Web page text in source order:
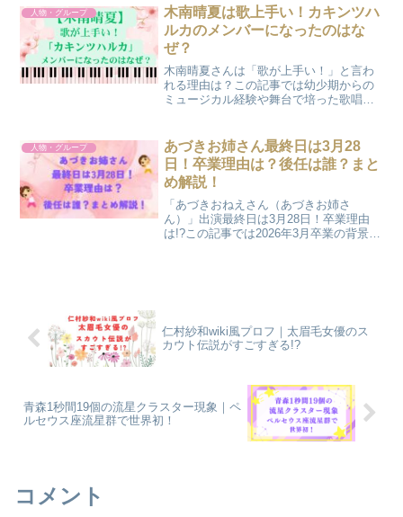
く紹介します！
人物・グループ
木南晴夏は歌上手い！カキンツハ
ルカのメンバーになったのはな
ぜ？
木南晴夏さんは「歌が上手い！」と言わ
れる理由は？この記事では幼少期からの
ミュージカル経験や舞台で培った歌唱
までわかりやすく紹介します。
人物・グループ
あづきお姉さん最終日は3月28
日！卒業理由は？後任は誰？まと
め解説！
「あづきおねえさん（あづきお姉さ
ん）」出演最終日は3月28日！卒業理由
は!?この記事では2026年3月卒業の背景や
仁村紗和wiki風プロフ｜太眉毛女優のス
カウト伝説がすごすぎる!?
青森1秒間19個の流星クラスター現象｜ペ
ルセウス座流星群で世界初！
コメント